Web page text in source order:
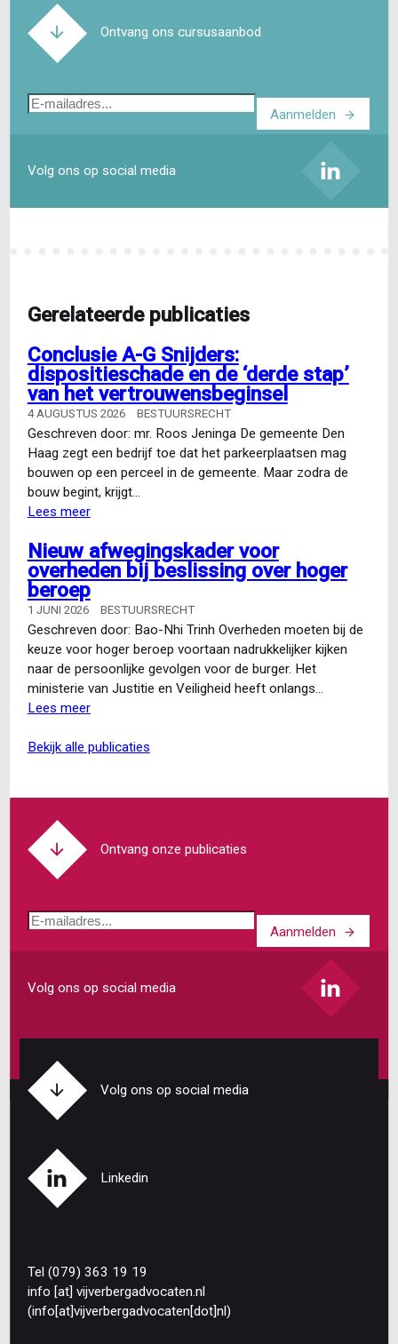
Ontvang ons cursusaanbod
E-
Aanmelden
Volg ons op social media
Gerelateerde publicaties
Conclusie A-G Snijders:
dispositieschade en de ‘derde stap’
van het vertrouwensbeginsel
4 AUGUSTUS 2026 BESTUURSRECHT
Geschreven door: mr. Roos Jeninga De gemeente Den
Haag zegt een bedrijf toe dat het parkeerplaatsen mag
bouwen op een perceel in de gemeente. Maar zodra de
bouw begint, krijgt…
Lees meerover
A-
G
Snijders:
dispositieschade
en
de
‘derde
stap’
van
vertrouwensbeginsel
Nieuw afwegingskader voor
overheden bij beslissing over hoger
beroep
1 JUNI 2026 BESTUURSRECHT
Geschreven door: Bao-Nhi Trinh Overheden moeten bij de
keuze voor hoger beroep voortaan nadrukkelijker kijken
naar de persoonlijke gevolgen voor de burger. Het
ministerie van Justitie en Veiligheid heeft onlangs…
Lees meerover
afwegingskader
over
bekijk alle publicaties
Ontvang onze publicaties
E-
Aanmelden
Volg ons op social media
Volg ons op social media
Linkedin
Tel (079) 363 19 19
info [at] vijverbergadvocaten.nl
(info[at]vijverbergadvocaten[dot]nl)